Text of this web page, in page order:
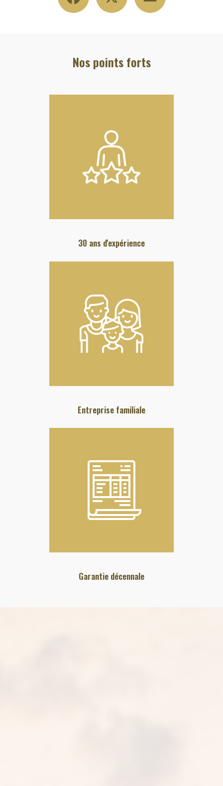
Nos points forts
30 ans d'expérience
Entreprise familiale
Garantie décennale